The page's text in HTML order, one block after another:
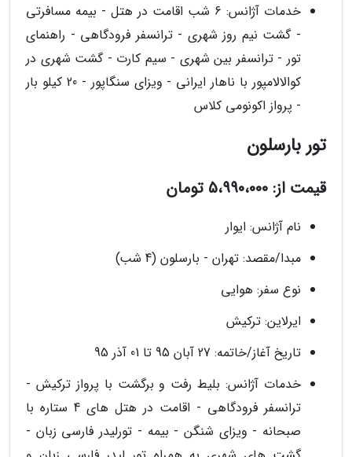
خدمات آژانس: 6 شب اقامت در هتل - بیمه مسافرتی
- گشت نیم روز شهری - ترانسفر فرودگاهی - راهنمای
تور - ترانسفر بین شهری - سیم کارت - گشت شهری در
کوالالامپور با ناهار ایرانی - ویزای سنگاپور - 20 کیلو بار
- پرواز اکونومی کلاس
تور بارسلون
قیمت از: 5،990،000 تومان
نام آژانس: ایوار
مبدا/مقصد: تهران - بارسلون (4 شب)
نوع سفر: هوایی
ایرلاین: ترکیش
تاریخ آغاز/خاتمه: 27 آبان 95 تا 01 آذر 95
خدمات آژانس: بلیط رفت و برگشت با پرواز ترکیش -
ترانسفر فرودگاهی - اقامت در هتل های 4 ستاره با
صبحانه - ویزای شنگن - بیمه - تورلیدر فارسی زبان -